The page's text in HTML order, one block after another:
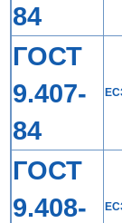
84
ГОСТ
9.407-
84
ГОСТ
9.408-